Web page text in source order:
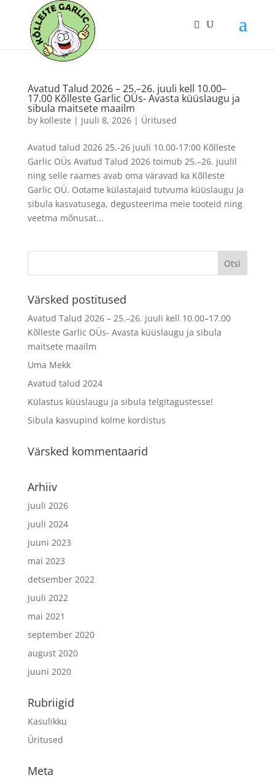
Avatud Talud 2026 – 25.–26. juuli kell 10.00–
17.00 Kõlleste Garlic OÜs- Avasta küüslaugu ja
sibula maitsete maailm
by kolleste | juuli 8, 2026| Üritused
Avatud talud 2026 25.-26 juuli 10.00-17:00 Kõlleste
Garlic OÜs Avatud Talud 2026 toimub 25.–26. juulil
ning selle raames avab oma väravad ka Kõlleste
Garlic OÜ. Ootame külastajaid tutvuma küüslaugu ja
sibula kasvatusega, degusteerima meie tooteid ning
veetma mõnusat...
Värsked postitused
Avatud Talud 2026 – 25.–26. juuli kell 10.00–17.00
Kõlleste Garlic OÜs- Avasta küüslaugu ja sibula
maitsete maailm
Uma Mekk
Avatud talud 2024
Külastus küüslaugu ja sibula telgitagustesse!
Sibula kasvupind kolme kordistus
Värsked kommentaarid
Arhiiv
juuli 2026
juuli 2024
juuni 2023
mai 2023
detsember 2022
juuli 2022
mai 2021
september 2020
august 2020
juuni 2020
Rubriigid
Kasulikku
Üritused
Meta